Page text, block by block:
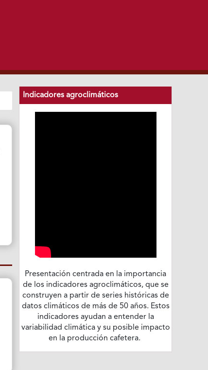
Indicadores agroclimáticos
Presentación centrada en la importancia
de los indicadores agroclimáticos, que se
construyen a partir de series históricas de
datos climáticos de más de 50 años. Estos
indicadores ayudan a entender la
variabilidad climática y su posible impacto
en la producción cafetera.